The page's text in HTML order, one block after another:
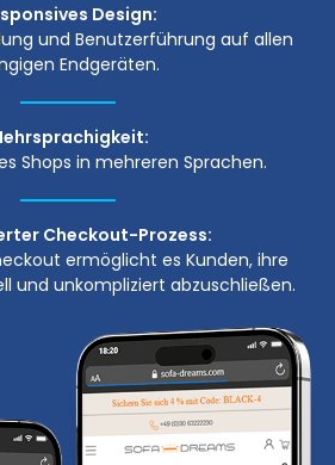
Design:
und Benutzerführung auf allen
Endgeräten.
Shops in mehreren Sprachen.
Checkout-Prozess:
ermöglicht es Kunden, ihre
und unkompliziert abzuschließen.